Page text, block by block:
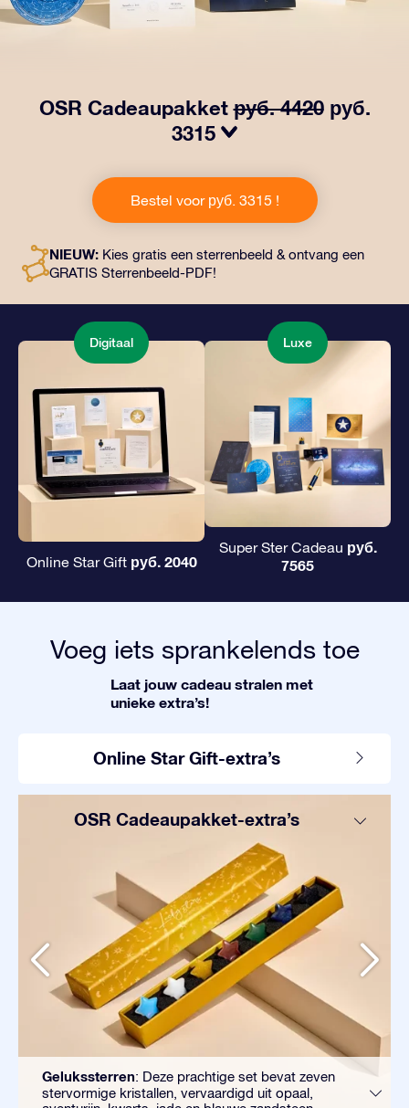
OSR Cadeaupakketруб. 4420 руб.
3315
cadeau bevat een prachtige envelop en
gepersonaliseerde documenten die naar een adres
naar keuze worden verzonden, evenals digitale
een magische manier om een blijvend cadeau te geven
aan vrienden en dierbaren.
Bestel voor руб. 3315 !
NIEUW: Kies gratis een sterrenbeeld & ontvang een
GRATIS Sterrenbeeld-PDF!
Digitaal
Online Star Gift руб. 2040
Luxe
Super Ster Cadeau руб.
7565
Voeg iets sprankelends toe
Laat jouw cadeau stralen met
unieke extra’s!
Online Star Gift-extra’s
OSR Cadeaupakket-extra’s
Gelukssterren: Deze prachtige set bevat zeven
stervormige kristallen, vervaardigd uit opaal,